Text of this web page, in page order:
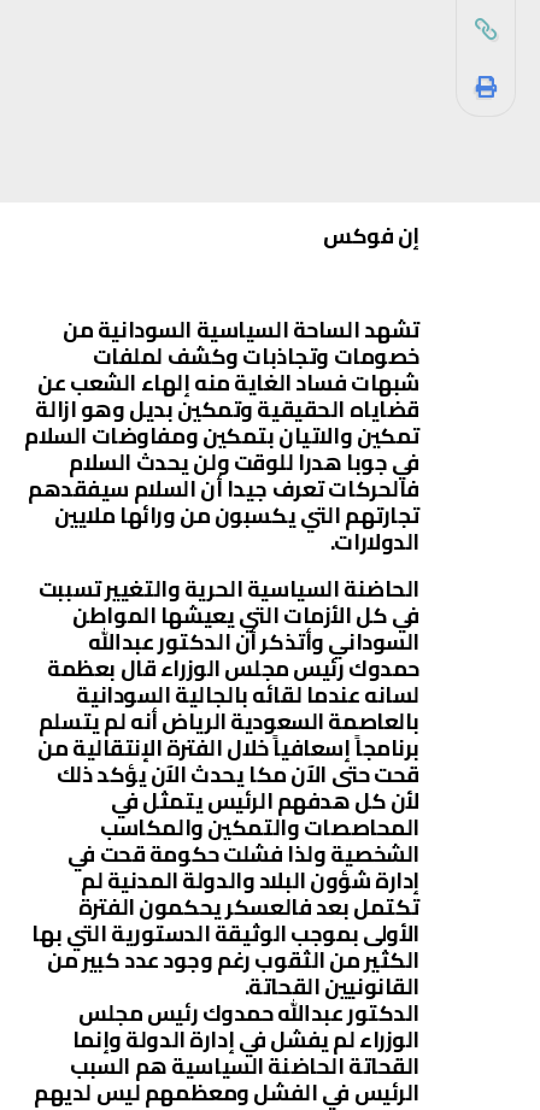
إن فوكس
تشهد الساحة السياسية السودانية من
خصومات وتجاذبات وكشف لملفات
شبهات فساد الغاية منه إلهاء الشعب عن
قضاياه الحقيقية وتمكين بديل وهو ازالة
تمكين والاتيان بتمكين ومفاوضات السلام
في جوبا هدرا للوقت ولن يحدث السلام
فالحركات تعرف جيدا أن السلام سيفقدهم
تجارتهم التي يكسبون من ورائها ملايين
الدولارات.
الحاضنة السياسية الحرية والتغيير تسببت
في كل الأزمات التي يعيشها المواطن
السوداني وأتذكر أن الدكتور عبدالله
حمدوك رئيس مجلس الوزراء قال بعظمة
لسانه عندما لقائه بالجالية السودانية
بالعاصمة السعودية الرياض أنه لم يتسلم
برنامجاً إسعافياً خلال الفترة الإنتقالية من
قحت حتى الآن مكا يحدث الآن يؤكد ذلك
لأن كل هدفهم الرئيس يتمثل في
المحاصصات والتمكين والمكاسب
الشخصية ولذا فشلت حكومة قحت في
إدارة شؤون البلاد والدولة المدنية لم
تكتمل بعد فالعسكر يحكمون الفترة
الأولى بموجب الوثيقة الدستورية التي بها
الكثير من الثقوب رغم وجود عدد كبير من
القانونيين القحاتة.
الدكتور عبدالله حمدوك رئيس مجلس
الوزراء لم يفشل في إدارة الدولة وإنما
القحاتة الحاضنة السياسية هم السبب
الرئيس في الفشل ومعظمهم ليس لديهم